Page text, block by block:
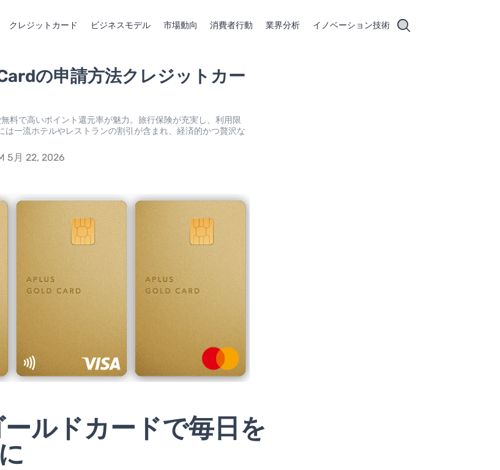
クレジットカード ビジネスモデル 市場動向 消費者行動 業界分析 イノベーション技術
の申請方法クレジットカー
料で高いポイント還元率が魅力。旅行保険が充実し、利用限
は一流ホテルやレストランの割引が含まれ、経済的かつ贅沢な
5月 22, 2026
ルドカードで毎日を